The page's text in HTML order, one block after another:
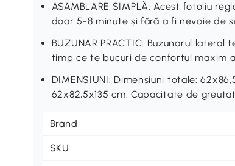
ASAMBLARE SIMPLĂ: Acest fotoliu
doar 5-8 minute și fără a fi nevoie de
BUZUNAR PRACTIC: Buzunarul
timp ce te bucuri de confortul maxim
DIMENSIUNI: Dimensiuni totale:
62x82,5x135 cm. Capacitate de
Brand
SKU